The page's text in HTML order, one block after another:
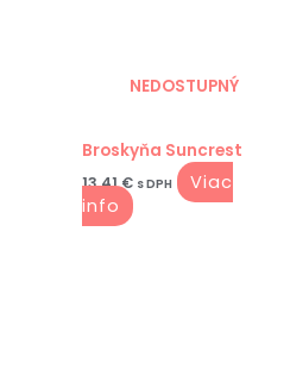
NEDOSTUPNÝ
Broskyňa Suncrest
13.41€ s DPH
Viac
info